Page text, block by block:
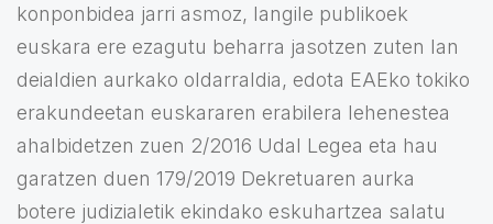
konponbidea jarri asmoz, langile publikoek
euskara ere ezagutu beharra jasotzen zuten lan
deialdien aurkako oldarraldia, edota EAEko tokiko
erakundeetan euskararen erabilera lehenestea
ahalbidetzen zuen 2/2016 Udal Legea eta hau
garatzen duen 179/2019 Dekretuaren aurka
botere judizialetik ekindako eskuhartzea salatu